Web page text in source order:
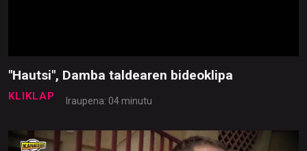
"Hautsi", Damba taldearen bideoklipa
KLIKLAP Iraupena: 04 minutu